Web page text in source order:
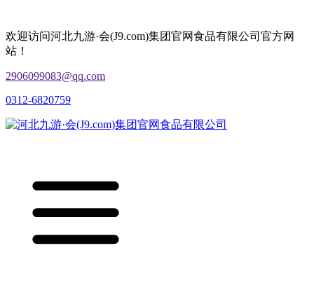
欢迎访问河北九游·会(J9.com)集团官网食品有限公司官方网
站！
2906099083@qq.com
0312-6820759